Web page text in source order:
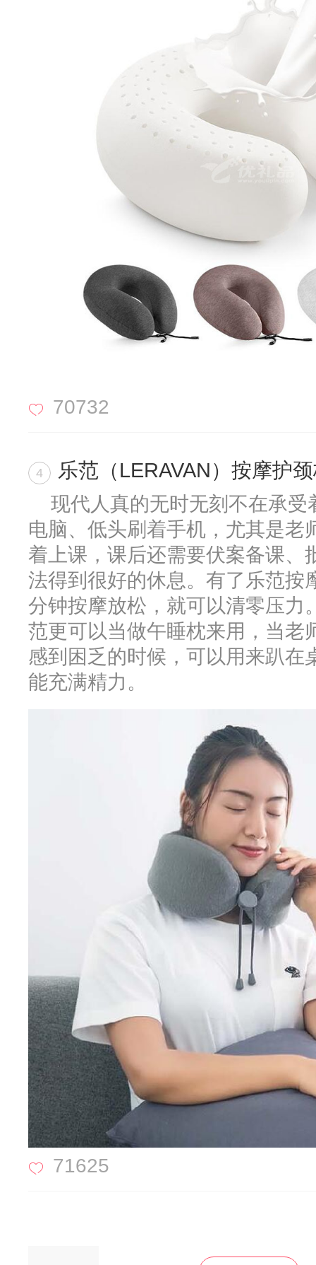
70732
4 乐范（LERAVAN）按摩护
现代人真的无时无刻不在承受
电脑、低头刷着手机，尤其是老
着上课，课后还需要伏案备课、
法得到很好的休息。有了乐范按
分钟按摩放松，就可以清零压力
范更可以当做午睡枕来用，当老
感到困乏的时候，可以用来趴在
能充满精力。
71625